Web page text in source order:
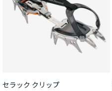
セラック クリップ